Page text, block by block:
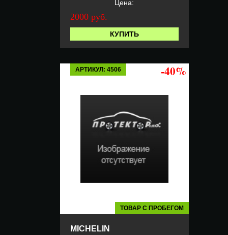
Цена:
2000 руб.
КУПИТЬ
АРТИКУЛ: 4506 -40%
ТОВАР С ПРОБЕГОМ
MICHELIN